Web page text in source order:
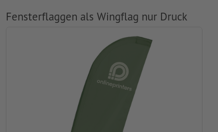
Fensterflaggen als Wingflag nur Druck